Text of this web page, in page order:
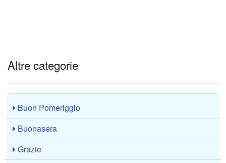
Altre categorie
Buon Pomeriggio
Buonasera
Grazie